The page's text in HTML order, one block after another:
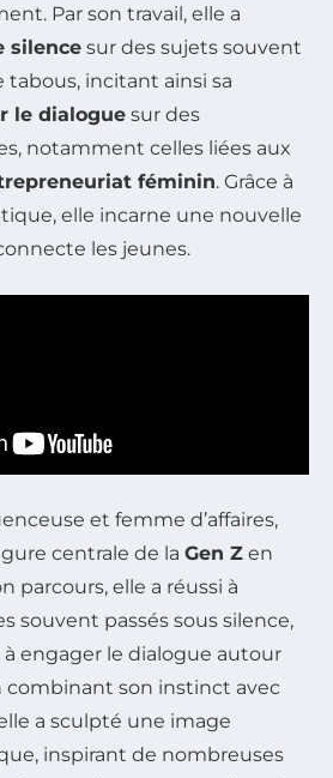
Par son travail, elle a
silence sur des sujets souvent
incitant ainsi sa
le dialogue sur des
notamment celles liées aux
féminin. Grâce à
elle incarne une nouvelle
les jeunes.
et femme d’affaires,
centrale de la Gen Z en
parcours, elle a réussi à
souvent passés sous silence,
à engager le dialogue autour
combinant son instinct avec
a sculpté une image
inspirant de nombreuses